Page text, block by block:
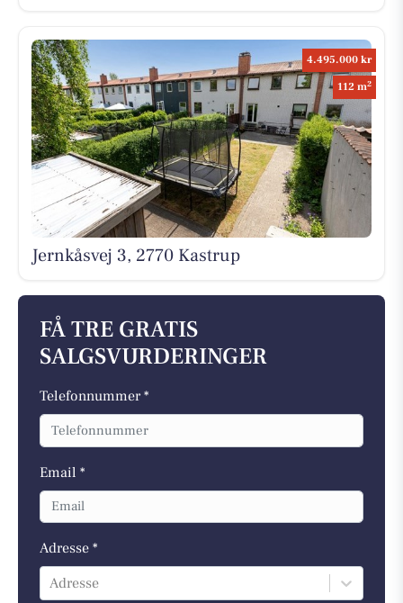
4.495.000 kr
112 m2
Jernkåsvej 3, 2770 Kastrup
FÅ TRE GRATIS
SALGSVURDERINGER
Telefonnummer *
Email *
Adresse *
Adresse